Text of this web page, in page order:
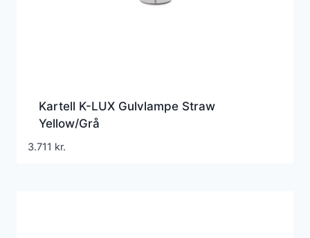
Kartell K-LUX Gulvlampe Straw
Yellow/Grå
3.711 kr.